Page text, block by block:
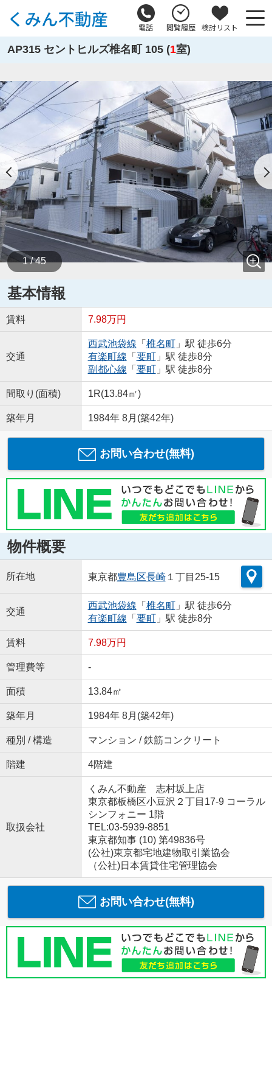
電話 閲覧履歴 検討リスト
AP315 セントヒルズ椎名町 105 (1室)
1 / 45
基本情報
賃料 7.98万円
交通
西武池袋線 「 椎名町」駅 徒歩6分
有楽町線 「 要町」駅 徒歩8分
副都心線 「 要町」駅 徒歩8分
間取り(面積) 1R(13.84㎡)
築年月 1984年 8月(築42年)
お問い合わせ(無料)
物件概要
所在地 東京都豊島区長崎１丁目25-15
交通
西武池袋線 「 椎名町」駅 徒歩6分
有楽町線 「 要町」駅 徒歩8分
賃料 7.98万円
管理費等 -
面積 13.84㎡
築年月 1984年 8月(築42年)
種別 / 構造 マンション / 鉄筋コンクリート
階建 4階建
取扱会社
くみん不動産 志村坂上店
東京都板橋区小豆沢２丁目17-9 コーラル
シンフォニー 1階
TEL:03-5939-8851
東京都知事 (10) 第49836号
(公社)東京都宅地建物取引業協会
（公社)日本賃貸住宅管理協会
お問い合わせ(無料)